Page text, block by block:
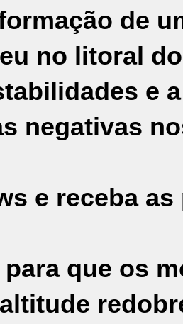
de
no litoral
e a
negativas
e receba
que os